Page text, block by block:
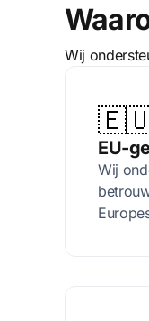
Wij
EU-
Wij